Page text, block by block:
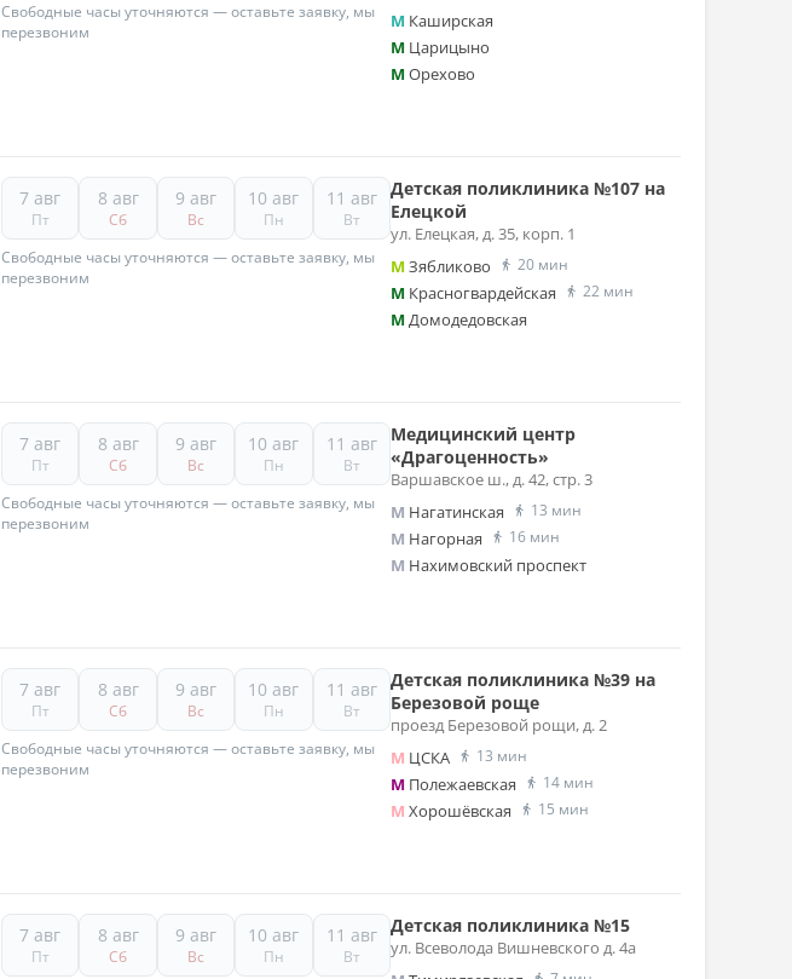
Свободные часы уточняются — оставьте заявку, мы
перезвоним
M Каширская
M Царицыно
MОрехово
7 авг
Пт
8 авг
Сб
9 авг
Вс
10 авг
Пн
11 авг
Вт
Свободные часы уточняются — оставьте заявку, мы
перезвоним
Детская поликлиника №107 на
Елецкой
ул. Елецкая, д. 35, корп. 1
MЗябликово 20 мин
M Красногвардейская 22 мин
MДомодедовская
7 авг
Пт
8 авг
Сб
9 авг
Вс
10 авг
Пн
11 авг
Вт
Свободные часы уточняются — оставьте заявку, мы
перезвоним
Медицинский центр
«Драгоценность»
Варшавское ш., д. 42, стр. 3
M Нагатинская 13 мин
M Нагорная 16 мин
M Нахимовский проспект
7 авг
Пт
8 авг
Сб
9 авг
Вс
10 авг
Пн
11 авг
Вт
Свободные часы уточняются — оставьте заявку, мы
перезвоним
Детская поликлиника №39 на
Березовой роще
проезд Березовой рощи, д. 2
M ЦСКА 13 мин
M Полежаевская 14 мин
M Хорошёвская 15 мин
7 авг
Пт
8 авг
Сб
9 авг
Вс
10 авг
Пн
11 авг
Вт
Детская поликлиника №15
ул. Всеволода Вишневского д. 4а